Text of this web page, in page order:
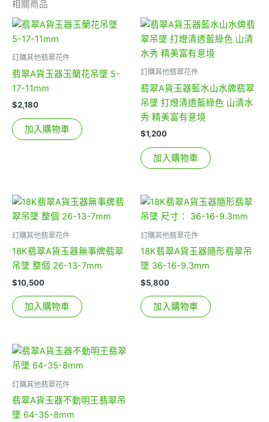
相關商品
訂購其他翡翠花件
翡翠A貨玉器玉蘭花吊墜 5-
17-11mm
$2,180
加入購物車
訂購其他翡翠花件
翡翠A貨玉器藍水山水牌翡翠
吊墜 打燈清透藍綠色 山清水
秀 精美富有意境
$1,200
加入購物車
訂購其他翡翠花件
18K翡翠A貨玉器無事牌翡翠
吊墜 整個 26-13-7mm
$10,500
加入購物車
訂購其他翡翠花件
18K翡翠A貨玉器隨形翡翠吊
墜 36-16-9.3mm
$5,800
加入購物車
訂購其他翡翠花件
翡翠A貨玉器不動明王翡翠吊
墜 64-35-8mm